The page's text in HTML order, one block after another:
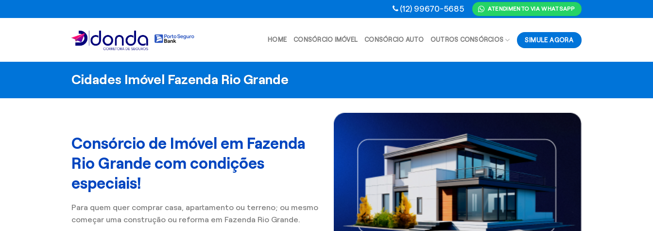
to
(12) 99670-5685 ATENDIMENTO VIA WHATSAPP
HOME CONSÓRCIO IMÓVEL CONSÓRCIO AUTO OUTROS CONSÓRCIOS SIMULE AGORA
Cidades Imóvel Fazenda Rio Grande
Consórcio de Imóvel em Fazenda
Rio Grande com condições
especiais!
Para quem quer comprar casa, apartamento ou terreno; ou mesmo
começar uma construção ou reforma em Fazenda Rio Grande.